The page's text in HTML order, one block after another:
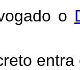
o
entra